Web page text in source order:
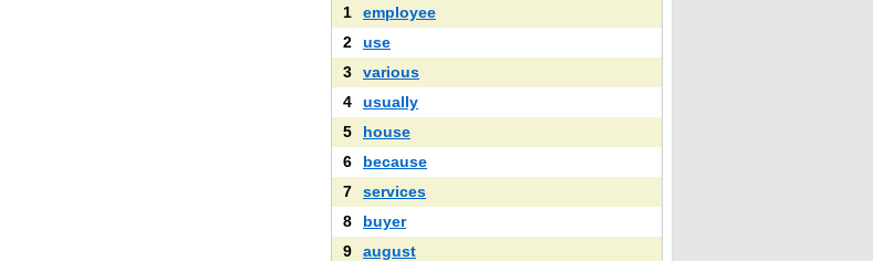
1
employee
2
use
3
various
4
usually
5
house
6
because
7
services
8
buyer
9
august